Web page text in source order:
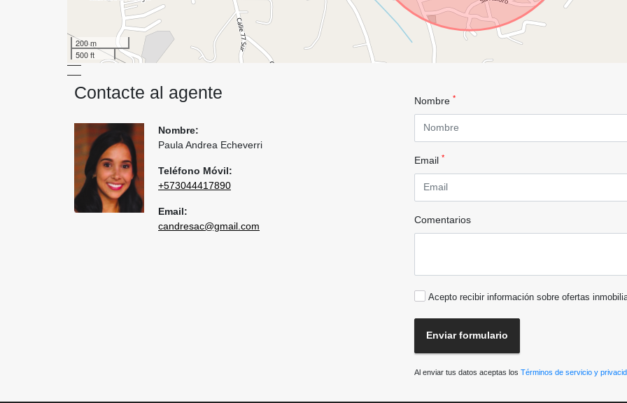
200 m
500 ft
Contacte al agente
Nombre:
Paula Andrea Echeverri
Teléfono Móvil:
+573044417890
Email:
candresac@gmail.com
Nombre *
Email *
Comentarios
Acepto recibir información sobre ofertas
Enviar formulario
Al enviar tus datos aceptas los Términos de servicio y